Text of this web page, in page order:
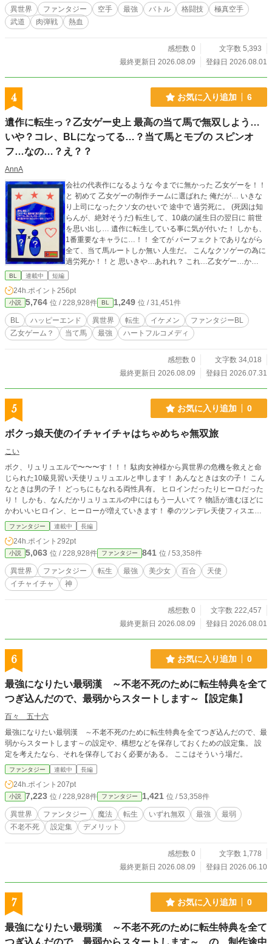
い空手バカが、昭和・平成の熱血魂で剣と魔法の世界をひっ
くり返す、豪快痛快な異世界格闘コメディ！
異世界 ファンタジー 空手 最強 バトル 格闘技
極真空手
武道
肉弾戦 熱血
感想数 0
文字数 5,393
最終更新日 2026.08.09
登録日 2026.08.01
4 お気に入り追加 6
遺作に転生っ？乙女ゲー史上 最高の当て馬で無双しよう…
いや？コレ、BLになってる…？当て馬とモブの スピンオ
フ…なの…？え？？
AnnA
会社の代表作になるような 今までに無かった 乙女ゲーを！！
と 初めて 乙女ゲーの制作チームに選ばれた 俺だが… いきな
り上司になったクソ女のせいで 途中で 過労死に。 (死因は知
らんが、絶対そうだ) 転生して、10歳の誕生日の翌日に 前世
を思い出し… 遺作に転生している事に気が付いた！ しかも、
1番重要なキャラに…！！ 全てが パーフェクトでありながら
全て、当て馬ルートしか無い 人生だ。 こんなクソゲーの為に
過労死か！！と 思いきや…あれれ？ これ…乙女ゲー…か
な…？ シナリオ無視して、無双してたら… スピンオフ？BL
どうなっちゃうワケ…？ 当て馬フルコースを潰したら 新たな
ルートに なったような… 大丈夫か…？俺は…？？
BL 連載中 短編
24h.ポイント 256pt
小説 5,764 位 / 228,928件 BL 1,249 位 / 31,451件
BL ハッピーエンド 異世界 転生 イケメン
ファンタジーBL
乙女ゲーム？
当て馬 最強 ハートフルコメディ
感想数 0
文字数 34,018
最終更新日 2026.08.09
登録日 2026.07.31
5 お気に入り追加 0
ボクっ娘天使のイチャイチャはちゃめちゃ無双旅
こい
ボク、リュリュエルで〜〜〜す！！！ 駄肉女神様から異世界の危機を救えと命
じられた10級見習い天使リュリュエルと申します！ あんなときは女の子！ こん
なときは男の子！ どっちにもなれる両性具有。 ヒロインだったりヒーロだった
り！ しかも、なんだかリュリュエルの中にはもう一人いて？ 物語が進むほどに
かわいいヒロイン、ヒーローが増えていきます！ 拳のツンデレ天使フィスエル
愛のオレっ娘天使ラブエル 機の微エロ天使マシニエル 黒のハレンチ堕天使ジェ
ブラ ボクの中に隠れる闇天使リュエル などなど ドジっ娘スライムナイト女勇者
ナユ・ウシャ・オン様 ちょっと期待過剰な聖王女勇者ラナ=ラルーナ様 ぺった
んウルトラ巨人なお色気ゼロ獣忍双子勇者ミャウ様ミュウ様 漆黒なのに真っ赤
でプンプン聖魔な剣の勇者せ〜まちゃん 戦艦スライム操るロリっ娘艦長な魔人
王勇者デヴィ・ルゥノ・オウ様 まろ眉たぬき小悪魔なからくり花魁勇者からく
りブレイブ太夫ぽん丸様 悟り悟られパワードスーツなお腐れおもらし小学生ア
込む、なんちゃって女海賊勇者ミーノ・ハシャウ様 砂上の楼閣がごとく積み上
げる、アラサー無駄乳で砂魔法使いな宰相勇者アイ・ジンジャー などなど 次々
しながら！ はちゃめちゃ！めちゃくちゃ！いちゃいちゃ！ 中世のような世界や
魔導科学が発展した世界など、いろんな異世界を行ったり来たり！ 新たないろ
んな勇者、クセある天使たちとの出会いと再会！ 勇者とともに魔王の配下とガ
チバトルに対決する！ だけど、あれあれ？ ほんとの敵は神様？ 天使も悪魔も盛
り沢山！ 数多の異世界と時代を股にかけた冒険活劇！ なんでもかんでも自分勝
手に好き勝手にあれこれするご都合ストーリー！ 果たして世界を救うことが
ファンタジー 連載中 長編
24h.ポイント 292pt
小説 5,063 位 / 228,928件 ファンタジー 841 位 / 53,358件
異世界 ファンタジー 転生 最強 美少女 百合
天使
イチャイチャ
神
感想数 0
文字数 222,457
最終更新日 2026.08.09
登録日 2026.08.01
6 お気に入り追加 0
最強になりたい最弱漢 ～不老不死のために転生特典を全て
つぎ込んだので、最弱からスタートします～【設定集】
百々 五十六
最強になりたい最弱漢 ～不老不死のために転生特典を全てつぎ込んだので、最
弱からスタートします～の設定や、構想などを保存しておくための設定集。 設
定を考えたなら、それを保存しておく必要がある。 ここはそういう場だ。
ファンタジー 連載中 長編
24h.ポイント 207pt
小説 7,223 位 / 228,928件 ファンタジー 1,421 位 / 53,358件
異世界 ファンタジー 魔法 転生 いずれ無双 最強
最弱
不老不死
設定集 デメリット
感想数 0
文字数 1,778
最終更新日 2026.08.09
登録日 2026.06.10
7 お気に入り追加 0
最強になりたい最弱漢 ～不老不死のために転生特典を全て
つぎ込んだので、最弱からスタートします～ の 制作途中